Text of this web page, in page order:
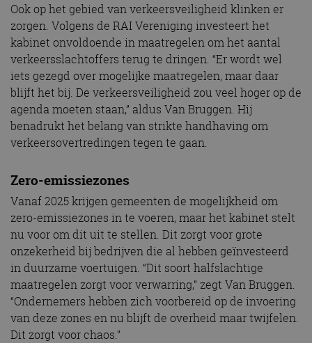
Ook op het gebied van verkeersveiligheid klinken er
zorgen. Volgens de RAI Vereniging investeert het
kabinet onvoldoende in maatregelen om het aantal
verkeersslachtoffers terug te dringen. “Er wordt wel
iets gezegd over mogelijke maatregelen, maar daar
blijft het bij. De verkeersveiligheid zou veel hoger op de
agenda moeten staan,” aldus Van Bruggen. Hij
benadrukt het belang van strikte handhaving om
verkeersovertredingen tegen te gaan.
Zero-emissiezones
Vanaf 2025 krijgen gemeenten de mogelijkheid om
zero-emissiezones in te voeren, maar het kabinet stelt
nu voor om dit uit te stellen. Dit zorgt voor grote
onzekerheid bij bedrijven die al hebben geïnvesteerd
in duurzame voertuigen. “Dit soort halfslachtige
maatregelen zorgt voor verwarring,” zegt Van Bruggen.
“Ondernemers hebben zich voorbereid op de invoering
van deze zones en nu blijft de overheid maar twijfelen.
Dit zorgt voor chaos.”